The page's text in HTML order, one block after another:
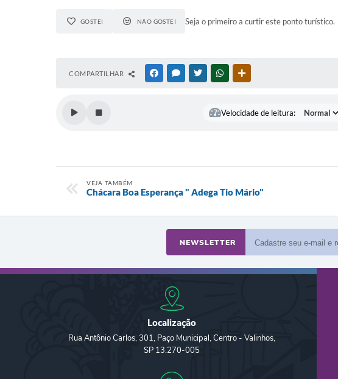
GOSTEI NÃO GOSTEI Seja o primeiro a curtir este ponto turístico.
COMPARTILHAR FACEBOOKMESSENGER
TWITTERWHATSAPP
Velocidade de leitura:
VEJA TAMBÉM
Chácara Boa Esperança " Adega Tio Mário"
NEWSLETTER
Localização
Rua Antônio Carlos, 301, Paço Municipal, Centro - Valinhos,
SP 13.270-005